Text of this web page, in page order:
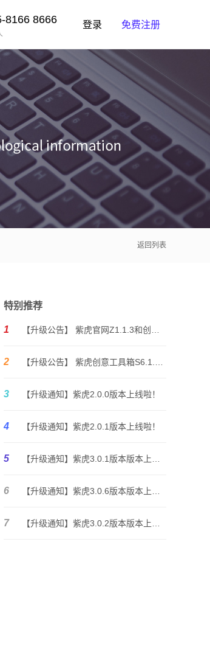
8166 8666 登录 免费注册
返回列表
特别推荐
1
2
3 【升级通知】紫虎2.0.0版本上线啦！
4 【升级通知】紫虎2.0.1版本上线啦！
5
6
7